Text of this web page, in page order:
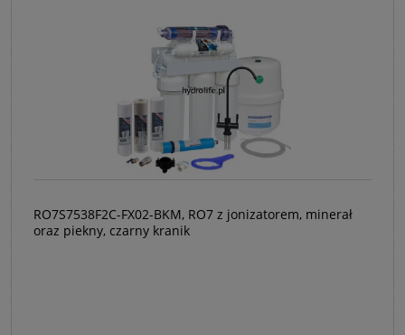
RO7S7538F2C-FX02-BKM, RO7 z jonizatorem, minerał
oraz piekny, czarny kranik